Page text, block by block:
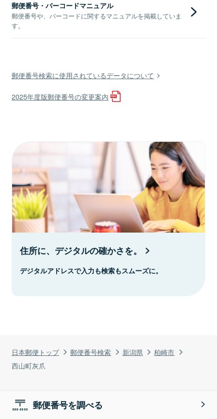
日本郵便トップ 郵便番号検索 新潟県
柏崎市
西山町灰爪
郵便番号・バーコードマニュアル
郵便番号や、バーコードに関するマニュアルを掲載していま
す。
郵便番号検索に使用されているデータについて
2025年度版郵便番号の変更案内
住所に、デジタルの確かさを。
デジタルアドレスで入力も検索もスムーズに。
郵便番号を調べる